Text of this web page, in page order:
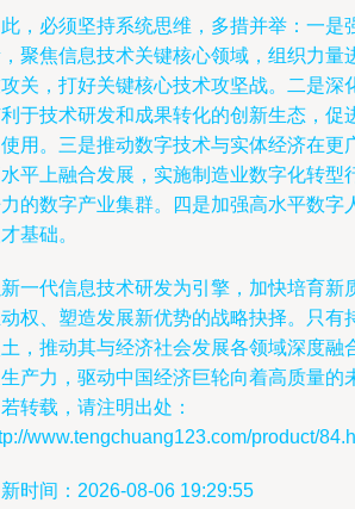
，必须坚持系统思维，多措并举：一是
聚焦信息技术关键核心领域，组织力量
关，打好关键核心技术攻坚战。二是深
于技术研发和成果转化的创新生态，促
用。三是推动数字技术与实体经济在更
平上融合发展，实施制造业数字化转型
的数字产业集群。四是加强高水平数字
基础。
一代信息技术研发为引擎，加快培育新
权、塑造发展新优势的战略抉择。只有
，推动其与经济社会发展各领域深度融
产力，驱动中国经济巨轮向着高质量的
转载，请注明出处：
www.tengchuang123.com/product/
时间：2026-08-06 19:29:55